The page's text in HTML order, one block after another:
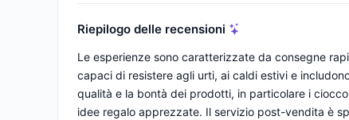
Riepilogo delle recensioni
Le esperienze sono caratterizzate da consegne
capaci di resistere agli urti, ai caldi estivi e
qualità e la bontà dei prodotti, in particolare i
idee regalo apprezzate. Il servizio post-vendita è